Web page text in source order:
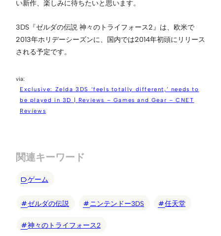
い新作、楽しみに待ちたいと思います。
3DS『ゼルダの伝説 神々のトライフォース2』は、欧米で
2013年ホリデーシーズンに、国内では2014年初頭にリリース
される予定です。
Exclusive: Zelda 3DS ‘feels totally different,’ needs to
be played in 3D | Reviews – Games and Gear – CNET
Reviews
関連キーワード
ゲーム
ゼルダの伝説 ニンテンドー3DS 任天堂
神々のトライフォース2